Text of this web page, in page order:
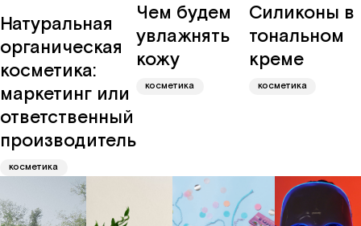
Натуральная
органическая
косметика:
маркетинг или
ответственный
производитель
косметика
Чем будем
увлажнять
кожу
косметика
Силиконы в
тональном
креме
косметика